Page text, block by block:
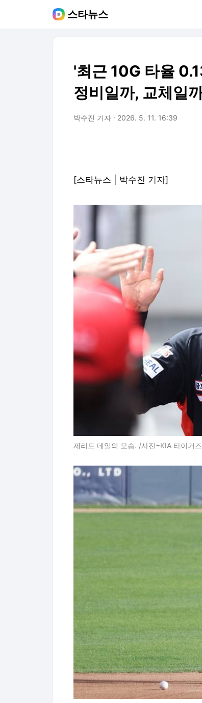
스타뉴스
'최근 10G 타율
정비일까, 교체일
박수진 기자 2026. 5. 11. 16:39
[스타뉴스 | 박수진 기자]
제리드 데일의 모습. /사진=KIA 타이거즈